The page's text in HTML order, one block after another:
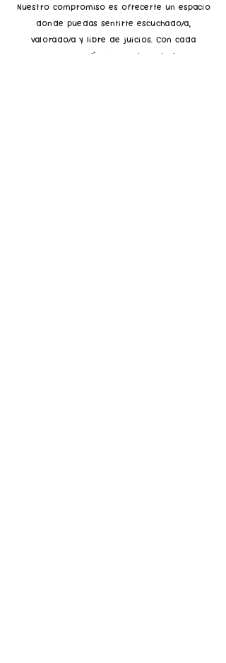
Nuestro compromiso es ofrecerte un espacio
donde puedas sentirte escuchado/a,
valorado/a y libre de juicios. Con cada
persona que confía en nosotros, trabajamos